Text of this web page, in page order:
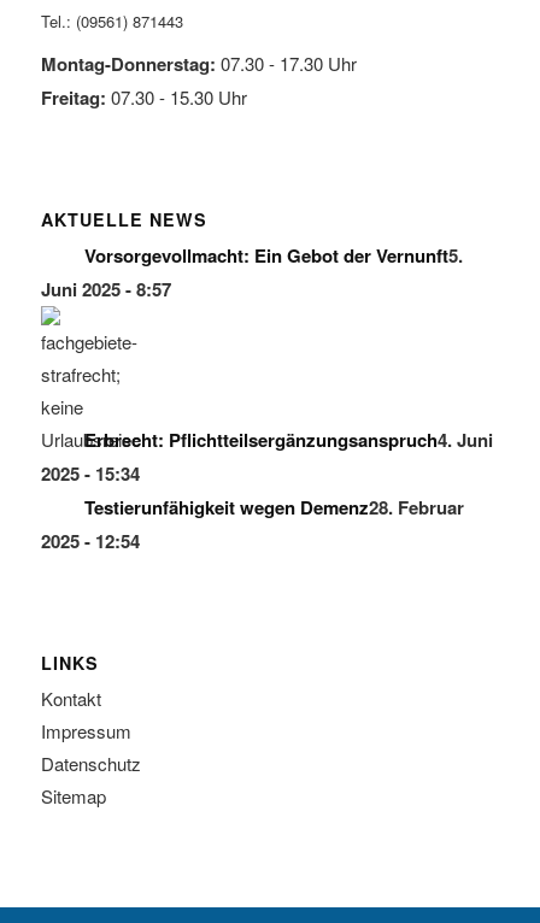
Tel.: (09561) 871443
Montag-Donnerstag: 07.30 - 17.30 Uhr
Freitag: 07.30 - 15.30 Uhr
AKTUELLE NEWS
Vorsorgevollmacht: Ein Gebot der Vernunft5.
Juni 2025 - 8:57
Erbrecht: Pflichtteilsergänzungsanspruch4. Juni
2025 - 15:34
Testierunfähigkeit wegen Demenz28. Februar
2025 - 12:54
LINKS
Kontakt
Impressum
Datenschutz
Sitemap